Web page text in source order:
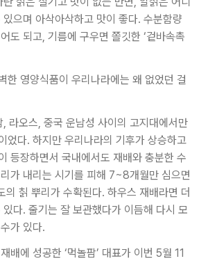
으며 아삭아삭하고 맛이 좋다. 수분함량
도 되고, 기름에 구우면 쫄깃한 ‘겉바속촉
한 영양식품이 우리나라에는 왜 없었던 걸
, 라오스, 중국 운남성 사이의 고지대에서만
었다. 하지만 우리나라의 기후가 상승하고
등장하면서 국내에서도 재배와 충분한 수
가 내리는 시기를 피해 7~8개월만 심으면
칡 뿌리가 수확된다. 하우스 재배라면 더
다. 줄기는 잘 보관했다가 이듬해 다시 모
가 있다.
배에 성공한 ‘먹놀팜’ 대표가 이번 5월 11